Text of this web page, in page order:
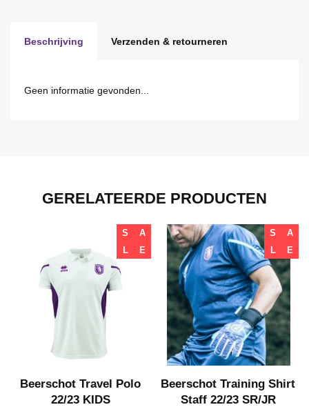
Beschrijving Verzenden & retourneren
Geen informatie gevonden...
GERELATEERDE PRODUCTEN
S
A
L
E
Beerschot Travel Polo
22/23 KIDS
S
A
L
E
Beerschot Training Shirt
Staff 22/23 SR/JR